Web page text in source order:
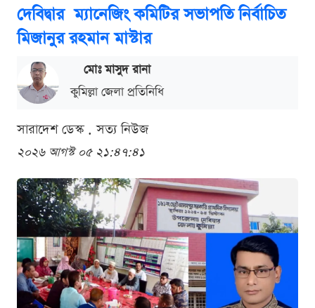
দেবিদ্বার ম্যানেজিং কমিটির সভাপতি নির্বাচিত
মিজানুর রহমান মাস্টার
মোঃ মাসুদ রানা
কুমিল্লা জেলা প্রতিনিধি
সারাদেশ ডেস্ক . সত্য নিউজ
২০২৬ আগস্ট ০৫ ২১:৪৭:৪১